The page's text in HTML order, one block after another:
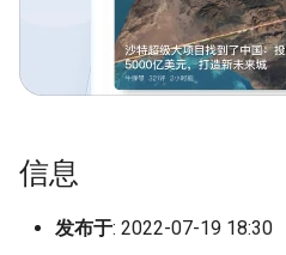
信息
发布于: 2022-07-19 18:30